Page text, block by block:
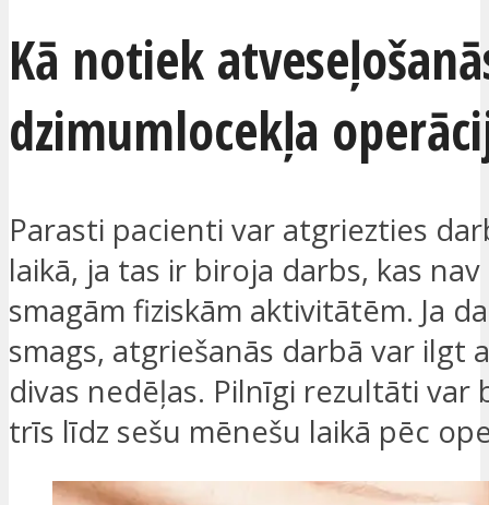
Kā notiek
dzimumlocekļa
Parasti pacienti var atgriezties
laikā, ja tas ir biroja darbs, kas
smagām fiziskām aktivitātēm. Ja
smags, atgriešanās darbā var ilgt
divas nedēļas. Pilnīgi rezultāti var
trīs līdz sešu mēnešu laikā pēc